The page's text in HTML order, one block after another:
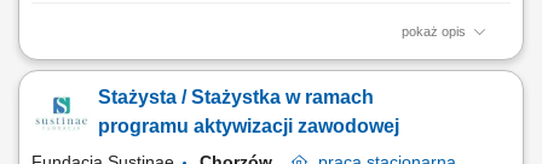
pokaż opis
Projekt „RozPracuj się ! Kompleksowy program aktywizacji zawodowej
środków Państwowego Funduszu Rehabilitacji Osób
Niepełnosprawnych. Celem uczestnictwa w programie jest zwiększenie
Stażysta / Stażystka w ramach
programu aktywizacji zawodowej